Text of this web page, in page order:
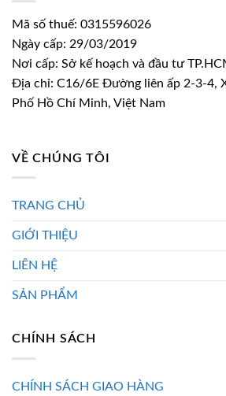
Mã số thuế: 0315596026
Ngày cấp: 29/03/2019
Nơi cấp: Sở kế hoạch và đầu tư
Địa chỉ: C16/6E Đường liên ấp 2-3-4,
Phố Hồ Chí Minh, Việt Nam
VỀ CHÚNG TÔI
TRANG CHỦ
GIỚI THIỆU
LIÊN HỆ
SẢN PHẨM
CHÍNH SÁCH
CHÍNH SÁCH GIAO HÀNG